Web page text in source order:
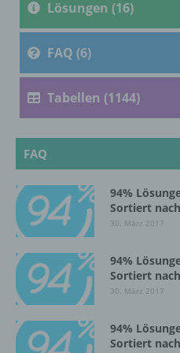
Lösungen (16)
FAQ (6)
Tabellen (1144)
FAQ
94%
Sortiert
30. März 2017
94%
Sortiert
30. März 2017
94%
Sortiert
Verarbeitung ist
automatisierter
Daten wie das
Bereitstellung, den
Verknüpfung, die
Löschen oder die
d) Einschränkung der
Markierung
personenbezogener